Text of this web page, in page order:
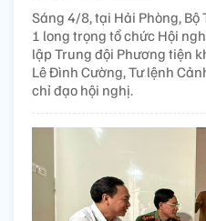
Sáng 4/8, tại Hải Phòng,
1 long trọng tổ chức Hội
lập Trung đội Phương tiện
Lê Đình Cường, Tư lệnh
chỉ đạo hội nghị.